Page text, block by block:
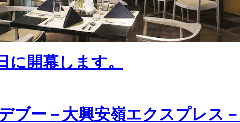
に開幕します。
ブー－大興安嶺エクスプレス